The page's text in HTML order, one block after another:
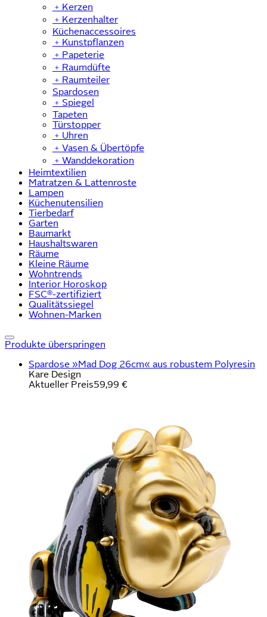
﹢ Kerzen
﹢ Kerzenhalter
Küchenaccessoires
﹢ Kunstpflanzen
﹢ Papeterie
﹢ Raumdüfte
﹢ Raumteiler
Spardosen
﹢ Spiegel
Tapeten
Türstopper
﹢ Uhren
﹢ Vasen & Übertöpfe
﹢ Wanddekoration
Heimtextilien
Matratzen & Lattenroste
Lampen
Küchenutensilien
Tierbedarf
Garten
Baumarkt
Haushaltswaren
Räume
Kleine Räume
Wohntrends
Interior Horoskop
FSC®-zertifiziert
Qualitätssiegel
Wohnen-Marken
Produkte überspringen
Spardose »Mad Dog 26cm« aus robustem Polyresin
Kare Design
Aktueller Preis59,99 €